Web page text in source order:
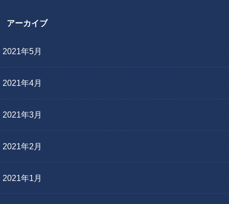
アーカイブ
2021年5月
2021年4月
2021年3月
2021年2月
2021年1月